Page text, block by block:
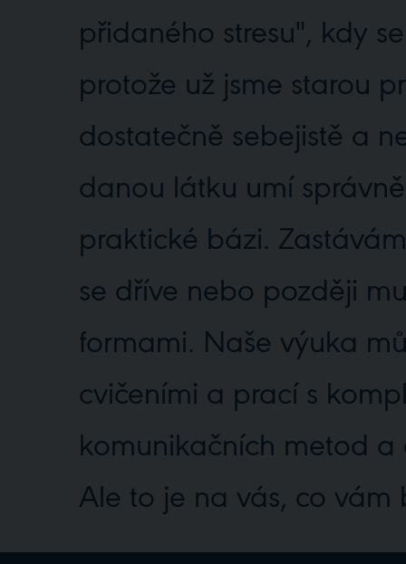
přidaného stresu", kdy
protože už jsme starou
dostatečně sebejistě a
danou látku umí
praktické bázi.
se dříve nebo později
formami. Naše výuka
cvičeními a prací s
komunikačních metod
Ale to je na vás, co vám